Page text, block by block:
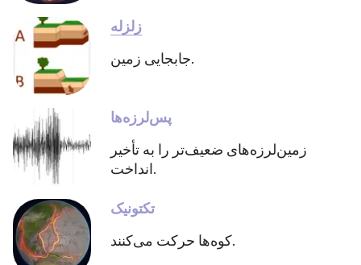
زلزله
جابجایی زمین.
پس‌لرزه‌ها
زمین‌لرزه‌های ضعیف‌تر را به تأخیر
انداخت.
تکتونیک
کوه‌ها حرکت می‌کنند.